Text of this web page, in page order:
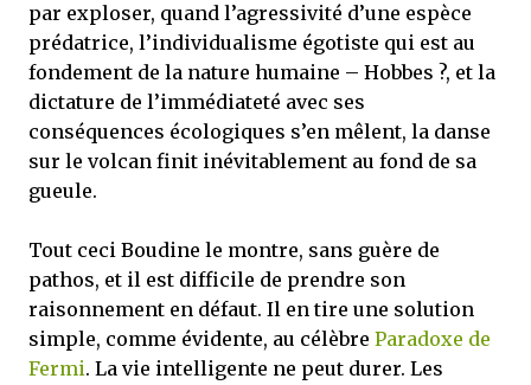
par exploser, quand l’agressivité d’une espèce
prédatrice, l’individualisme égotiste qui est au
fondement de la nature humaine – Hobbes ?, et la
dictature de l’immédiateté avec ses
conséquences écologiques s’en mêlent, la danse
sur le volcan finit inévitablement au fond de sa
gueule.
Tout ceci Boudine le montre, sans guère de
pathos, et il est difficile de prendre son
raisonnement en défaut. Il en tire une solution
simple, comme évidente, au célèbre Paradoxe de
Fermi. La vie intelligente ne peut durer. Les